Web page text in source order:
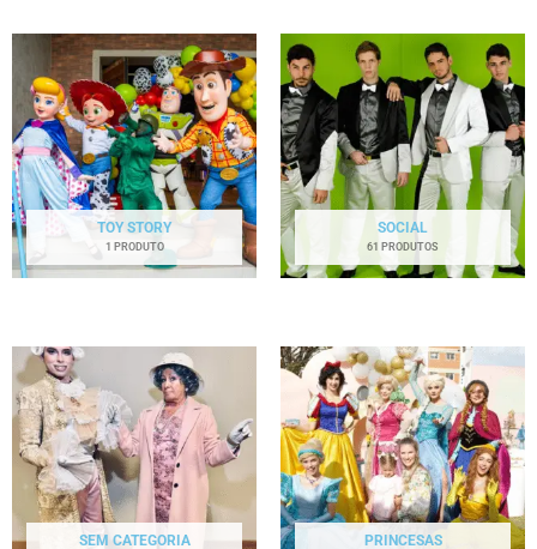
TOY STORY
1 PRODUTO
SOCIAL
61 PRODUTOS
SEM CATEGORIA PRINCESAS